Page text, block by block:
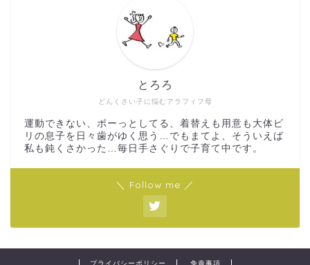
どんくさい子に悩むアラフィフ母
とろろ
運動できない、ボーっとしてる、着替えも用意も大体ビ
リの息子を日々歯がゆく思う…でもまてよ、そういえば
私も鈍くさかった…毎日手さぐりで子育て中です。
＼ Follow me ／
プライバシーポリシー 免責事項